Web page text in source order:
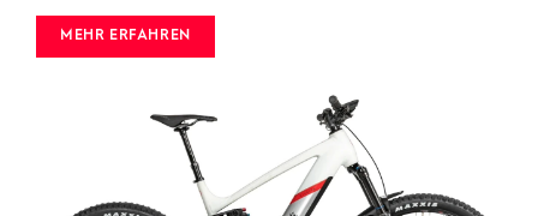
MEHR ERFAHREN